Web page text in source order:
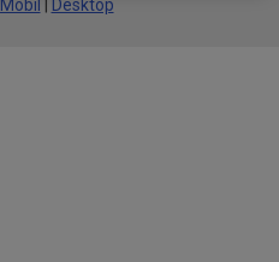
Mobil Desktop